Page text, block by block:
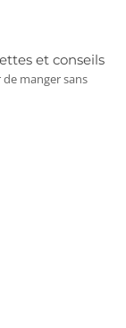
et conseils
manger sans